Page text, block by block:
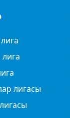
лигасы